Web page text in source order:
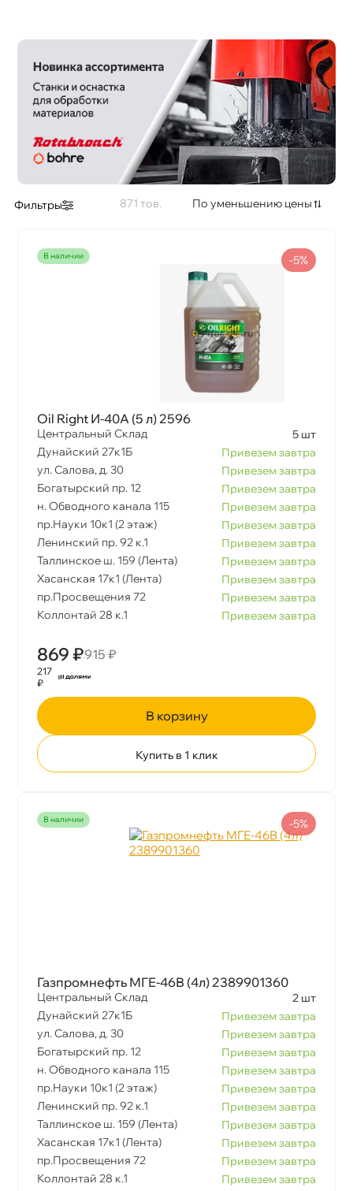
Фильтры 871 По уменьшению цены
наличии
Oil Right И-40А (5 л) 2596
Центральный Склад
5 шт
Дунайский 27к1Б
Привезем завтра
ул. Салова, д. 30
Привезем завтра
Богатырский пр. 12
Привезем завтра
н. Обводного канала 115
Привезем завтра
пр.Науки 10к1 (2 этаж)
Привезем завтра
Ленинский пр. 92 к.1
Привезем завтра
Таллинское ш. 159 (Лента)
Привезем завтра
Хасанская 17к1 (Лента)
Привезем завтра
пр.Просвещения 72
Привезем завтра
Коллонтай 28 к.1
Привезем завтра
869 ₽915 ₽
-5%
217
₽
корзину
Купить в 1 клик
наличии
Газпромнефть МГЕ-46В (4л) 2389901360
Центральный Склад
2 шт
Дунайский 27к1Б
Привезем завтра
ул. Салова, д. 30
Привезем завтра
Богатырский пр. 12
Привезем завтра
н. Обводного канала 115
Привезем завтра
пр.Науки 10к1 (2 этаж)
Привезем завтра
Ленинский пр. 92 к.1
Привезем завтра
Таллинское ш. 159 (Лента)
Привезем завтра
Хасанская 17к1 (Лента)
Привезем завтра
пр.Просвещения 72
Привезем завтра
Коллонтай 28 к.1
Привезем завтра
-5%